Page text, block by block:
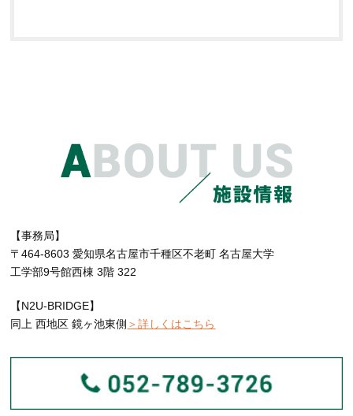
【事務局】
〒464-8603 愛知県名古屋市千種区不老町 名古屋大学
工学部9号館西棟 3階 322
【N2U-BRIDGE】
同上 西地区 鏡ヶ池東側 ＞詳しくはこちら